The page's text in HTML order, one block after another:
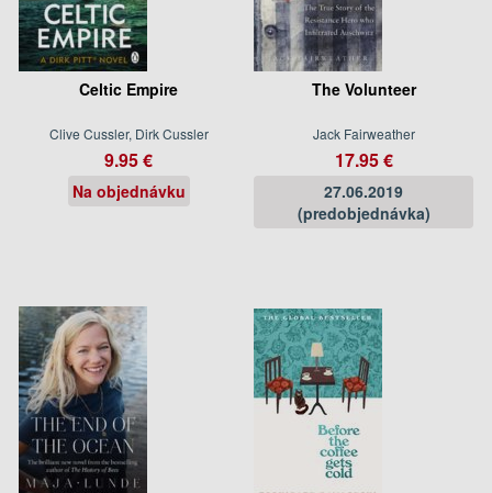
Celtic Empire
Clive Cussler, Dirk Cussler
9.95 €
Na objednávku
The Volunteer
Jack Fairweather
17.95 €
27.06.2019
(predobjednávka)